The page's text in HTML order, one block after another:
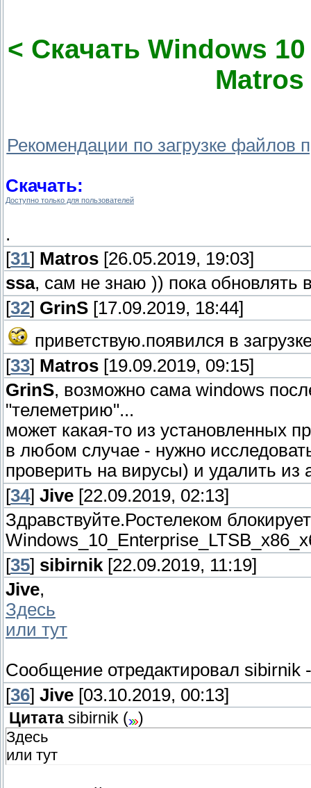
< Скачать Windows
Рекомендации по загрузке файлов
Скачать:
Доступно только для пользователей
.
[31] Matros [26.05.2019, 19:03]
ssa, сам не знаю )) пока обновлять
[32] GrinS [17.09.2019, 18:44]
приветствую.появился в
[33] Matros [19.09.2019, 09:15]
GrinS, возможно сама windows
"телеметрию"...
может какая-то из установленных
в любом случае - нужно
проверить на вирусы) и удалить из
[34] Jive [22.09.2019, 02:13]
Здравствуйте.Ростелеком
[35] sibirnik [22.09.2019, 11:19]
Jive,
Здесь
или тут
Сообщение отредактировал sibirnik
[36] Jive [03.10.2019, 00:13]
Цитата sibirnik (
)
Здесь
или тут